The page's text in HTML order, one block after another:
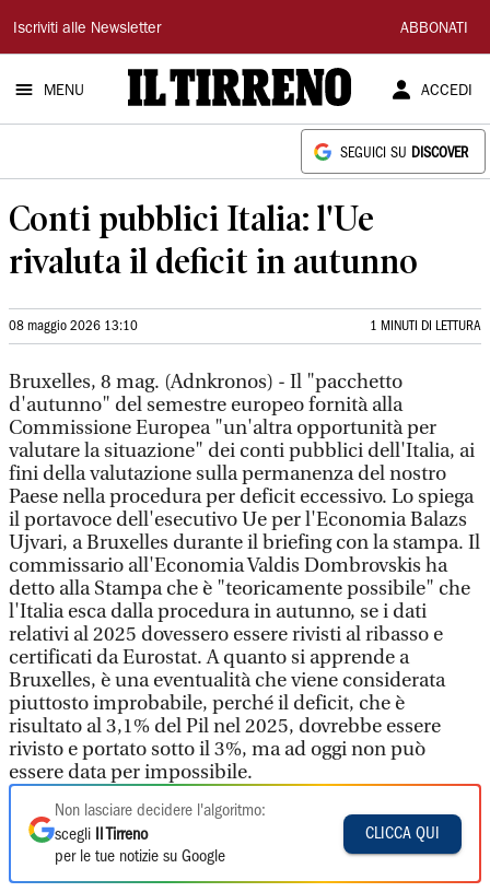
Il
Tirreno
Iscriviti alle Newsletter ABBONATI
MENU ACCEDI
SEGUICI SU DISCOVER
Conti pubblici Italia: l'Ue
rivaluta il deficit in autunno
08 maggio 2026 13:10 1 MINUTI DI LETTURA
Bruxelles, 8 mag. (Adnkronos) - Il "pacchetto
d'autunno" del semestre europeo fornità alla
Commissione Europea "un'altra opportunità per
valutare la situazione" dei conti pubblici dell'Italia, ai
fini della valutazione sulla permanenza del nostro
Paese nella procedura per deficit eccessivo. Lo spiega
il portavoce dell'esecutivo Ue per l'Economia Balazs
Ujvari, a Bruxelles durante il briefing con la stampa. Il
commissario all'Economia Valdis Dombrovskis ha
detto alla Stampa che è "teoricamente possibile" che
l'Italia esca dalla procedura in autunno, se i dati
relativi al 2025 dovessero essere rivisti al ribasso e
certificati da Eurostat. A quanto si apprende a
Bruxelles, è una eventualità che viene considerata
piuttosto improbabile, perché il deficit, che è
risultato al 3,1% del Pil nel 2025, dovrebbe essere
rivisto e portato sotto il 3%, ma ad oggi non può
essere data per impossibile.
Non lasciare decidere l'algoritmo:
scegli
Il Tirreno
per le tue notizie su Google
CLICCA QUI